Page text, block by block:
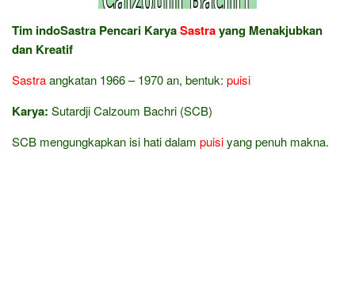
Tim indoSastra Pencari KaryaSastrayang Menakjubkan
dan Kreatif
Sastraangkatan 1966 – 1970 an, bentuk: puisi
Karya: Sutardji Calzoum Bachri (SCB)
SCB mengungkapkan isi hati dalam puisiyang penuh makna.